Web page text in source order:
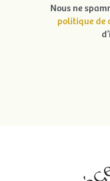
Nous ne
politique de